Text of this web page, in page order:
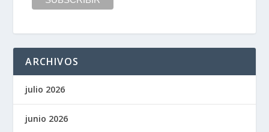
ARCHIVOS
julio 2026
junio 2026